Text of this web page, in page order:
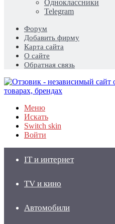
Одноклассники
Telegram
Форум
Добавить фирму
Карта сайта
О сайте
Обратная связь
Меню
Искать
Switch skin
Войти
IT и интернет
TV и кино
Автомобили